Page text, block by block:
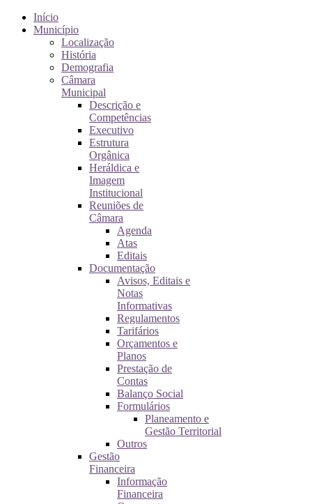
Início
Município
Localização
História
Demografia
Câmara
Municipal
Descrição e
Competências
Executivo
Estrutura
Orgânica
Heráldica e
Imagem
Institucional
Reuniões de
Câmara
Agenda
Atas
Editais
Documentação
Avisos, Editais e
Notas
Informativas
Regulamentos
Tarifários
Orçamentos e
Planos
Prestação de
Contas
Balanço Social
Formulários
Planeamento e
Gestão Territorial
Outros
Gestão
Financeira
Informação
Financeira